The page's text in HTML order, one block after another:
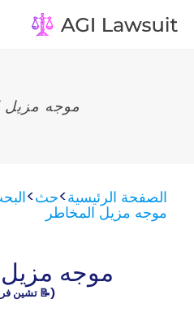
موجه مزيل
الصفحة الرئيسية>حث>
موجه مزيل المخاطر
موجه
(📝 تشين